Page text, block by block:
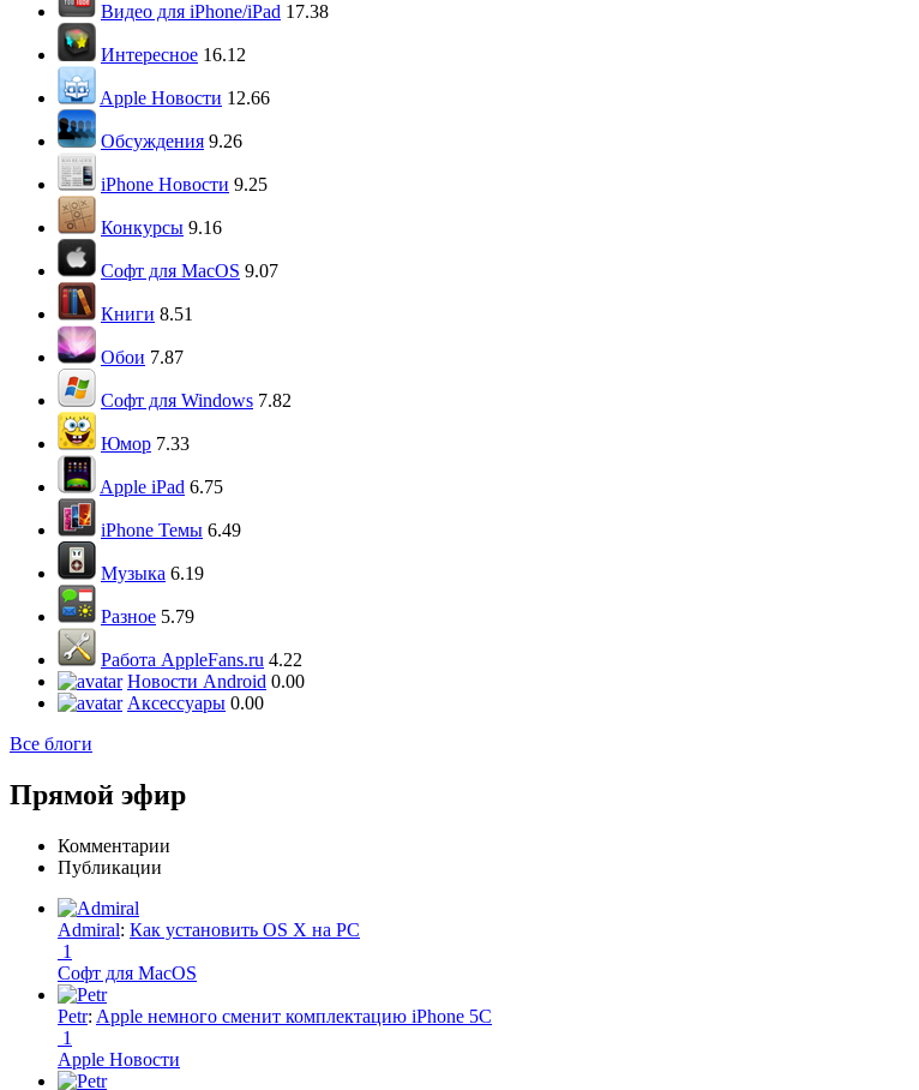
Видео для iPhone/iPad 17.38
Интересное 16.12
Apple Новости 12.66
Обсуждения 9.26
iPhone Новости 9.25
Конкурсы 9.16
Софт для MacOS 9.07
Книги 8.51
Обои 7.87
Софт для Windows 7.82
Юмор 7.33
Apple iPad 6.75
iPhone Темы 6.49
Музыка 6.19
Разное 5.79
Работа AppleFans.ru 4.22
Новости Android 0.00
Аксессуары 0.00
Все блоги
Прямой эфир
Комментарии
Публикации
Admiral: Как установить OS X на PC
1
Софт для MacOS
Petr: Apple немного сменит комплектацию iPhone 5C
1
Apple Новости